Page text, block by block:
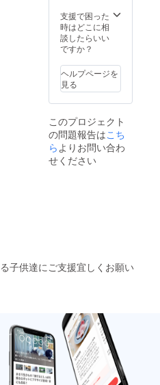
支援で困った
時はどこに相
談したらいい
ですか？
ヘルプページを
見る
このプロジェクト
の問題報告はこち
ら よりお問い合わ
せください
子供達にご支援宜しくお願い